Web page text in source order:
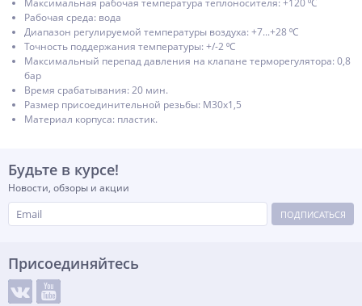
Максимальная рабочая температура теплоносителя: +120 ⁰С
Рабочая среда: вода
Диапазон регулируемой температуры воздуха: +7...+28 ⁰С
Точность поддержания температуры: +/-2 ⁰С
Максимальный перепад давления на клапане терморегулятора: 0,8
бар
Время срабатывания: 20 мин.
Размер присоединительной резьбы: M30х1,5
Материал корпуса: пластик.
Будьте в курсе!
Новости, обзоры и акции
ПОДПИСАТЬСЯ
Присоединяйтесь